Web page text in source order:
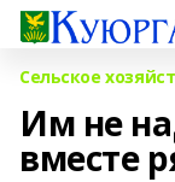
Сельское
Им не
вместе